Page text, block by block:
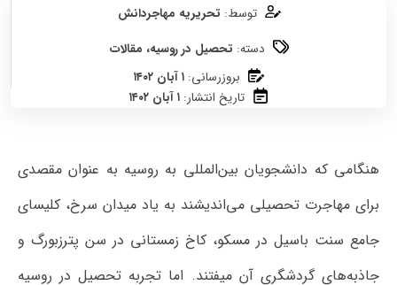
توسط: تحریریه مهاجردانش
دسته: تحصیل در روسیه، مقالات
بروزرسانی: ۱ آبان ۱۴۰۲
تاریخ انتشار:۱ آبان ۱۴۰۲
هنگامی که دانشجویان بین‌المللی به روسیه به عنوان مقصدی
برای مهاجرت تحصیلی می‌اندیشند به یاد میدان سرخ، کلیسای
جامع سنت باسیل در مسکو، کاخ زمستانی در سن پترزبورگ و
جاذبه‌های گردشگری آن میفتند. اما تجربه تحصیل در روسیه